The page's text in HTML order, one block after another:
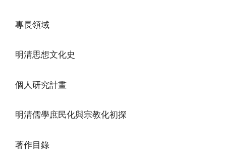
專長領域
明清思想文化史
個人研究計畫
明清儒學庶民化與宗教化初探
著作目錄